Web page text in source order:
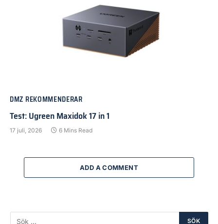
DMZ REKOMMENDERAR
Test: Ugreen Maxidok 17 in 1
17 juli, 2026 6 Mins Read
ADD A COMMENT